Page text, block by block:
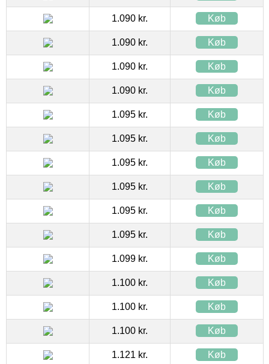
1.090 kr. Køb
1.090 kr. Køb
1.090 kr. Køb
1.090 kr. Køb
1.095 kr. Køb
1.095 kr. Køb
1.095 kr. Køb
1.095 kr. Køb
1.095 kr. Køb
1.095 kr. Køb
1.099 kr. Køb
1.100 kr. Køb
1.100 kr. Køb
1.100 kr. Køb
1.121 kr. Køb